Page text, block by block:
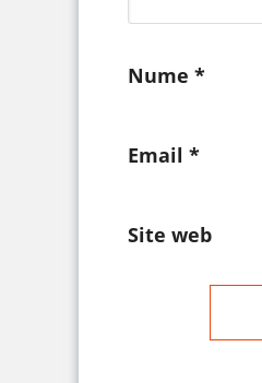
Nume *
Email *
Site web